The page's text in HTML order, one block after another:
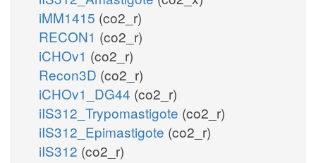
iMM1415 (co2_r)
RECON1 (co2_r)
iCHOv1 (co2_r)
Recon3D (co2_r)
iCHOv1_DG44 (co2_r)
iIS312_Trypomastigote (co2_r)
iIS312_Epimastigote (co2_r)
iIS312 (co2_r)